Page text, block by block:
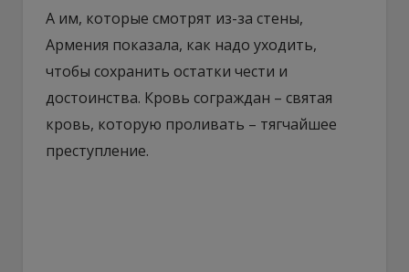
А им, которые смотрят из-за стены,
Армения показала, как надо уходить,
чтобы сохранить остатки чести и
достоинства. Кровь сограждан – святая
кровь, которую проливать – тягчайшее
преступление.